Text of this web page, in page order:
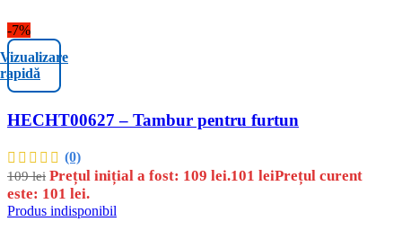
-7%
Vizualizare
rapidă
HECHT00627 – Tambur pentru furtun
(0)
109lei Prețul inițial a fost: 109 lei.101 leiPrețul curent
este: 101 lei.
Produs indisponibil